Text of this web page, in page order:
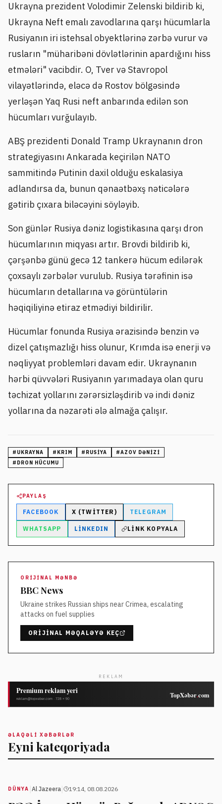
Ukrayna prezident Volodimir Zelenski bildirib ki,
Ukrayna Neft emalı zavodlarına qarşı hücumlarla
Rusiyanın iri istehsal obyektlərinə zərbə vurur və
rusların "müharibəni dövlətlərinin apardığını hiss
etmələri" vacibdir. O, Tver və Stavropol
vilayətlərində, eləcə də Rostov bölgəsində
yerləşən Yaq Rusi neft anbarında edilən son
hücumları vurğulayıb.
ABŞ prezidenti Donald Tramp Ukraynanın dron
strategiyasını Ankarada keçirilən NATO
sammitində Putinin daxil olduğu eskalasiya
adlandırsa da, bunun qənaətbəxş nəticələrə
gətirib çıxara biləcəyini söyləyib.
Son günlər Rusiya dəniz logistikasına qarşı dron
hücumlarının miqyası artır. Brovdi bildirib ki,
çərşənbə günü gecə 12 tankerə hücum edilərək
çoxsaylı zərbələr vurulub. Rusiya tərəfinin isə
hücumların detallarına və görüntülərin
həqiqiliyinə etiraz etmədiyi bildirilir.
Hücumlar fonunda Rusiya ərazisində benzin və
dizel çatışmazlığı hiss olunur, Krımda isə enerji və
nəqliyyat problemləri davam edir. Ukraynanın
hərbi qüvvələri Rusiyanın yarımadaya olan quru
təchizat yollarını zərərsizləşdirib və indi dəniz
yollarına da nəzarəti ələ almağa çalışır.
# UKRAYNA # KRIM # RUSIYA #AZOV DƏNIZI
# DRON HÜCUMU
PAYLAŞ
FACEBOOK X (TWITTER) TELEGRAM
WHATSAPP LINKEDIN LINK KOPYALA
ORIJINAL MƏNBƏ
BBC News
Ukraine strikes Russian ships near Crimea, escalating
attacks on fuel supplies
ORIJINAL MƏQALƏYƏ KEÇ
REKLAM
ƏLAQƏLI XƏBƏRLƏR
Eyni kateqoriyada
DÜNYA Al Jazeera 19:14, 08.08.2026